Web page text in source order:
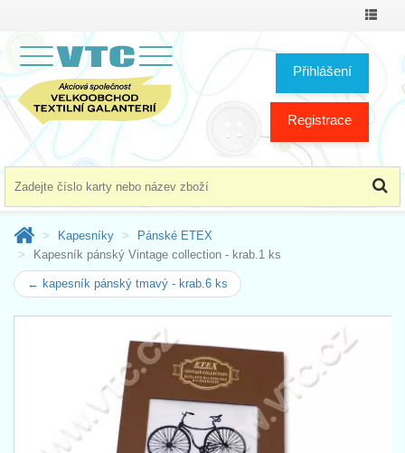
Přihlášení
Registrace
Kapesníky
Pánské ETEX
Kapesník pánský Vintage collection - krab.1 ks
← kapesník pánský tmavý - krab.6 ks